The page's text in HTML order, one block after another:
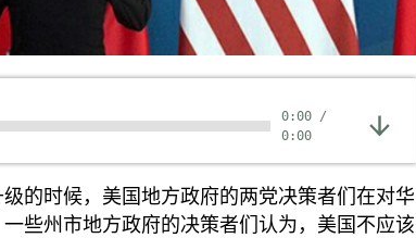
0:00 /
0:00
的时候，美国地方政府的两党决策者们在对华
些州市地方政府的决策者们认为，美国不应该